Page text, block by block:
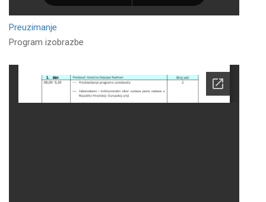
Preuzimanje
Program izobrazbe